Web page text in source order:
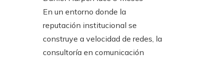
En un entorno donde la
reputación institucional se
construye a velocidad de redes, la
consultoría en comunicación